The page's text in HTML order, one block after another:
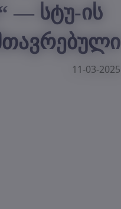
— სტუ-ის
11-03-2025